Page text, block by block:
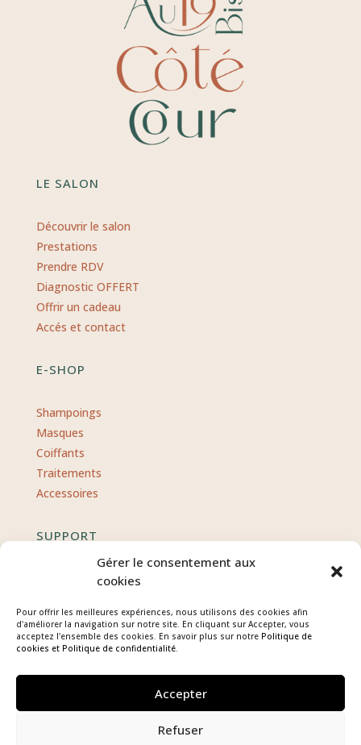
Gérer le consentement aux
cookies
Pour offrir les meilleures expériences, nous utilisons des cookies afin
d'améliorer la navigation sur notre site. En cliquant sur Accepter, vous
acceptez l'ensemble des cookies. En savoir plus sur notre Politique de
cookies et Politique de confidentialité.
Accepter
Refuser
LE SALON
Découvrir le salon
Prestations
Prendre RDV
Diagnostic OFFERT
Offrir un cadeau
Accés et contact
E-SHOP
Shampoings
Masques
Coiffants
Traitements
Accessoires
SUPPORT
Politique de confidentialité
Mentions légales